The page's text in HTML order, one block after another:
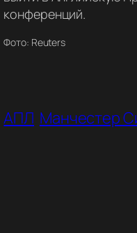
конференций.
Фото: Reuters
АПЛ Манчестер